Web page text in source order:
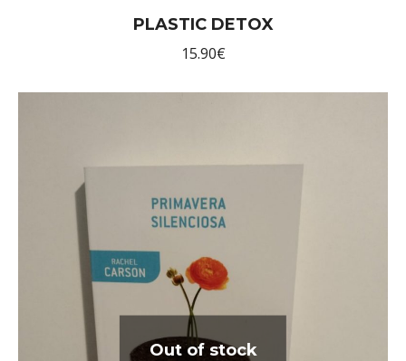
PLASTIC DETOX
15.90€
Out of stock